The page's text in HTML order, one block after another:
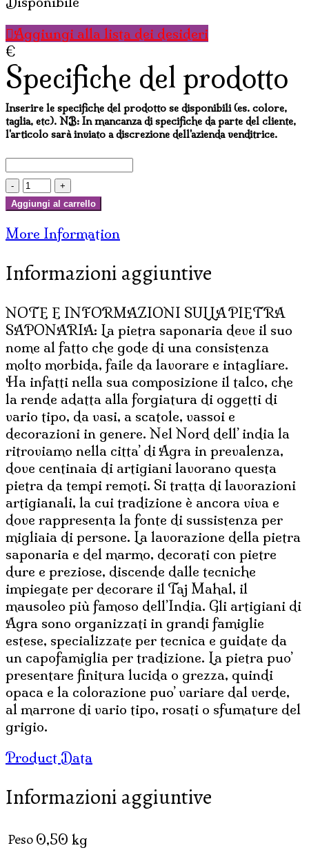
Aggiungi alla lista dei desideri
€
Specifiche del prodotto
Inserire le specifiche del prodotto se disponibili (es. colore,
taglia, etc). NB: In mancanza di specifiche da parte del cliente,
l'articolo sarà inviato a discrezione dell'azienda venditrice.
PORTAINCENSI
IN
A
ROTONDO
QUADRATO
LUCIDO
quantità
Aggiungi al carrello
More Information
Informazioni aggiuntive
NOTE E INFORMAZIONI SULLA PIETRA
SAPONARIA: La pietra saponaria deve il suo
nome al fatto che gode di una consistenza
molto morbida, faile da lavorare e intagliare.
Ha infatti nella sua composizione il talco, che
la rende adatta alla forgiatura di oggetti di
vario tipo, da vasi, a scatole, vassoi e
decorazioni in genere. Nel Nord dell’ india la
ritroviamo nella citta’ di Agra in prevalenza,
dove centinaia di artigiani lavorano questa
pietra da tempi remoti. Si tratta di lavorazioni
artigianali, la cui tradizione è ancora viva e
dove rappresenta la fonte di sussistenza per
migliaia di persone. La lavorazione della pietra
saponaria e del marmo, decorati con pietre
dure e preziose, discende dalle tecniche
impiegate per decorare il Taj Mahal, il
mausoleo più famoso dell’India. Gli artigiani di
Agra sono organizzati in grandi famiglie
estese, specializzate per tecnica e guidate da
un capofamiglia per tradizione. La pietra puo’
presentare finitura lucida o grezza, quindi
opaca e la colorazione puo’ variare dal verde,
al marrone di vario tipo, rosati o sfumature del
grigio.
Product Data
Informazioni aggiuntive
Peso 0,50 kg